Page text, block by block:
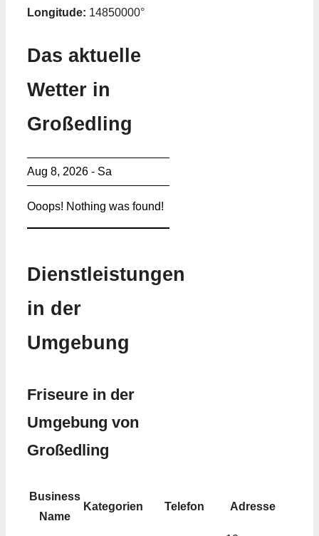
Longitude: 14850000°
Das aktuelle
Wetter in
Großedling
Aug 8, 2026 - Sa
Ooops! Nothing was found!
Dienstleistungen
in der
Umgebung
Friseure in der
Umgebung von
Großedling
Business
Name
Kategorien Telefon Adresse